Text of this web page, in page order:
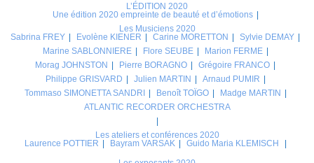
L’ÉDITION 2020
Une édition 2020 empreinte de beauté et d’émotions
Les Musiciens 2020
Sabrina FREY
Evolène KIENER Carine MORETTON
Sylvie DEMAY
Marine SABLONNIERE
Flore SEUBE
Marion FERME
Morag JOHNSTON
Pierre BORAGNO
Grégoire FRANCO
Philippe GRISVARD
Julien MARTIN
Arnaud PUMIR
Tommaso SIMONETTA SANDRI
Benoît TOÏGO
Madge MARTIN
ATLANTIC RECORDER ORCHESTRA
Les ateliers et conférences 2020
Laurence POTTIER
Bayram VARSAK
Guido Maria KLEMISCH